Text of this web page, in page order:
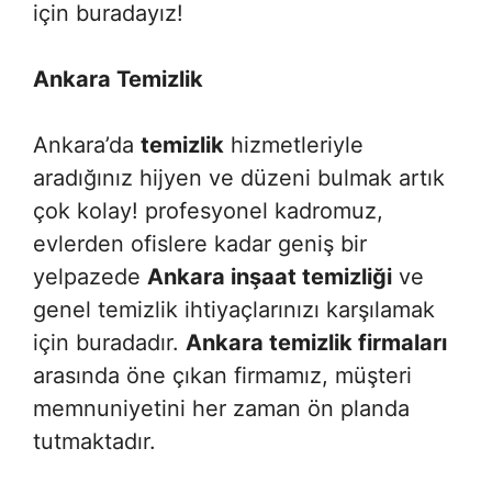
için buradayız!
Ankara Temizlik
Ankara’da temizlik hizmetleriyle
aradığınız hijyen ve düzeni bulmak artık
çok kolay! profesyonel kadromuz,
evlerden ofislere kadar geniş bir
yelpazede Ankara inşaat temizliği ve
genel temizlik ihtiyaçlarınızı karşılamak
için buradadır. Ankara temizlik firmaları
arasında öne çıkan firmamız, müşteri
memnuniyetini her zaman ön planda
tutmaktadır.